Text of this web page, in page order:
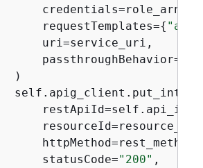
credentials=role_arn,
requestTemplates=
{
uri=service_uri,
passthroughBehavior=
)
restApiId=self.api_id,
resourceId=resource_id,
httpMethod=rest_method,
statusCode=
"200" ,